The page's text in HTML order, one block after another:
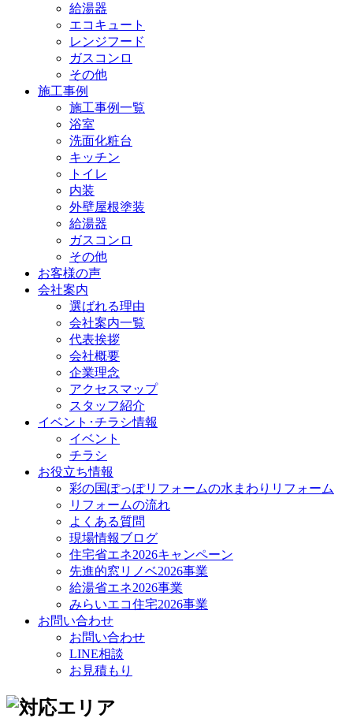
給湯器
エコキュート
レンジフード
ガスコンロ
その他
施工事例
施工事例一覧
浴室
洗面化粧台
キッチン
トイレ
内装
外壁屋根塗装
給湯器
ガスコンロ
その他
お客様の声
会社案内
選ばれる理由
会社案内一覧
代表挨拶
会社概要
企業理念
アクセスマップ
スタッフ紹介
イベント･チラシ情報
イベント
チラシ
お役立ち情報
彩の国ぽっぽリフォームの水まわりリフォーム
リフォームの流れ
よくある質問
現場情報ブログ
住宅省エネ2026キャンペーン
先進的窓リノベ2026事業
給湯省エネ2026事業
みらいエコ住宅2026事業
お問い合わせ
お問い合わせ
LINE相談
お見積もり